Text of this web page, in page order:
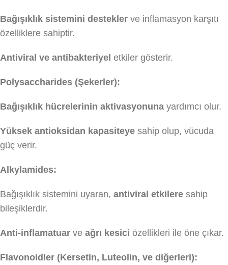
Bağışıklık sistemini destekler ve inflamasyon karşıtı
özelliklere sahiptir.
Antiviral ve antibakteriyel etkiler gösterir.
Polysaccharides (Şekerler):
Bağışıklık hücrelerinin aktivasyonuna yardımcı olur.
Yüksek antioksidan kapasiteye sahip olup, vücuda
güç verir.
Alkylamides:
Bağışıklık sistemini uyaran, antiviral etkilere sahip
bileşiklerdir.
Anti-inflamatuar ve ağrı kesici özellikleri ile öne çıkar.
Flavonoidler (Kersetin, Luteolin, ve diğerleri):